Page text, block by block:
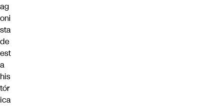
ag
oni
sta
de
est
a
his
tór
ica